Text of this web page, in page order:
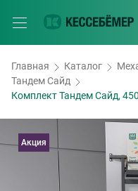
Главная Каталог
Тандем Сайд
Комплект Тандем Сайд,
Акция